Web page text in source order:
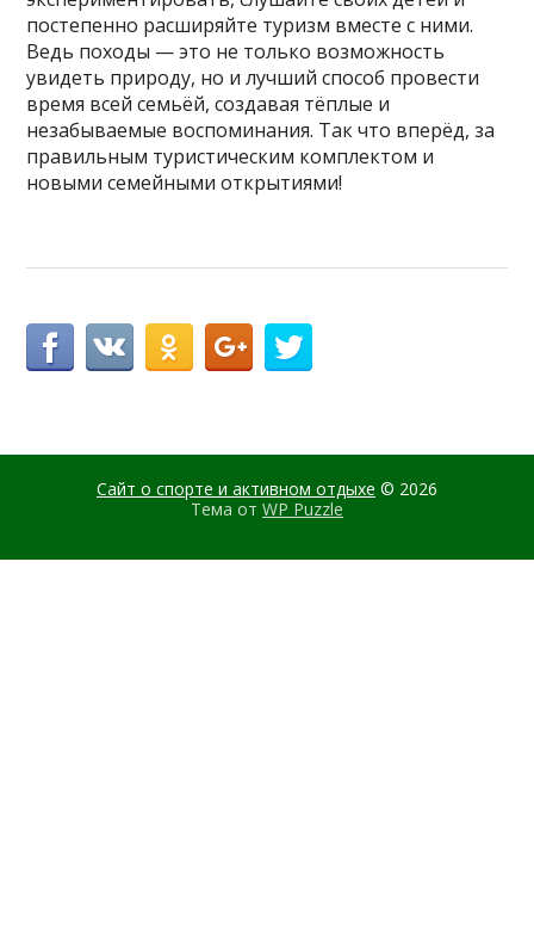
постепенно расширяйте туризм вместе с ними.
Ведь походы — это не только возможность
увидеть природу, но и лучший способ провести
время всей семьёй, создавая тёплые и
незабываемые воспоминания. Так что вперёд, за
правильным туристическим комплектом и
новыми семейными открытиями!
Сайт о спорте и активном отдыхе © 2026
Тема от WP Puzzle